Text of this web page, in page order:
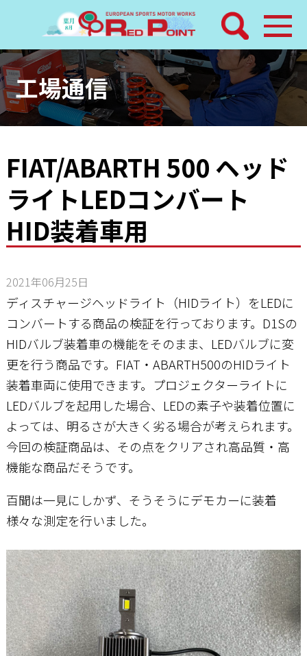
検索
ホーム
トピックス
レッドポイントパーツ
その他サービス
工場通信
お問い合わせ
工場通信
FIAT/ABARTH 500 ヘッド
ライトLEDコンバート
HID装着車用
2021年06月25日
ディスチャージヘッドライト（HIDライト）をLEDに
コンバートする商品の検証を行っております。D1Sの
HIDバルブ装着車の機能をそのまま、LEDバルブに変
更を行う商品です。FIAT・ABARTH500のHIDライト
装着車両に使用できます。プロジェクターライトに
LEDバルブを起用した場合、LEDの素子や装着位置に
よっては、明るさが大きく劣る場合が考えられます。
今回の検証商品は、その点をクリアされ高品質・高
機能な商品だそうです。
百聞は一見にしかず、そうそうにデモカーに装着
様々な測定を行いました。